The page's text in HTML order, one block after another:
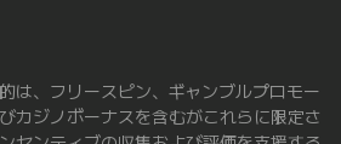
は、フリースピン、ギャンブルプロモー
カジノボーナスを含むがこれらに限定さ